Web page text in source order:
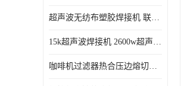
超声波无纺布塑胶焊接机 联宇制造
15k超声波焊接机 2600w超声波焊接机 联宇制造
咖啡机过滤器热合压边熔切机 超声波无纺布喷胶棉热合机